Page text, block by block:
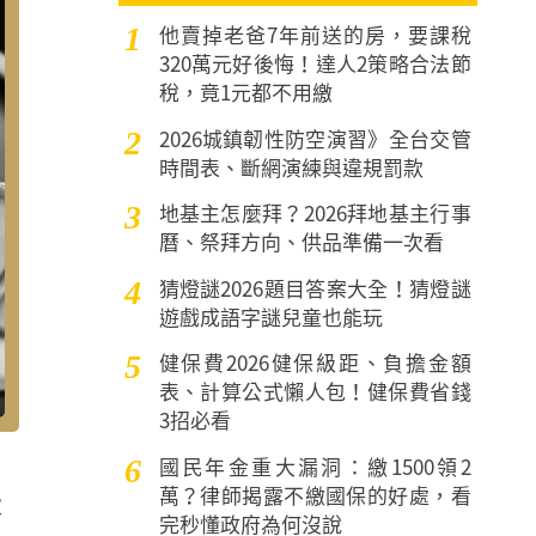
1
他賣掉老爸7年前送的房，要課稅
320萬元好後悔！達人2策略合法節
稅，竟1元都不用繳
2
2026城鎮韌性防空演習》全台交管
時間表、斷網演練與違規罰款
3
地基主怎麼拜？2026拜地基主行事
曆、祭拜方向、供品準備一次看
4
猜燈謎2026題目答案大全！猜燈謎
遊戲成語字謎兒童也能玩
5
健保費2026健保級距、負擔金額
表、計算公式懶人包！健保費省錢
3招必看
6
國民年金重大漏洞：繳1500領2
萬？律師揭露不繳國保的好處，看
完秒懂政府為何沒說